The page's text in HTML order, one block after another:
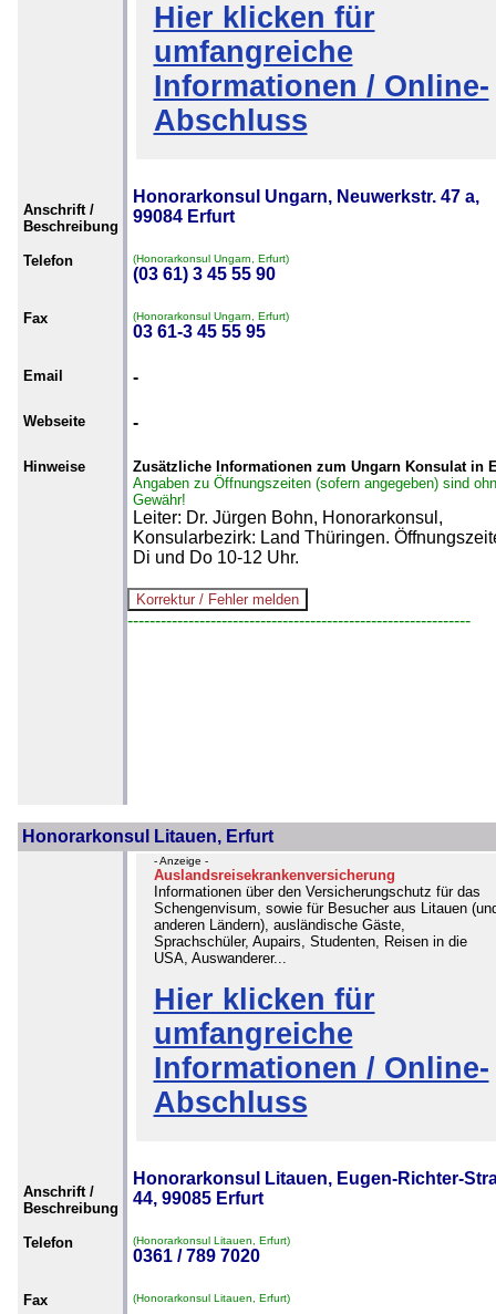
Hier klicken für
umfangreiche
Informationen / Online-
Abschluss
Anschrift /
Beschreibung
Honorarkonsul Ungarn, Neuwerkstr. 47 a,
99084 Erfurt
Telefon (Honorarkonsul Ungarn, Erfurt)
(03 61) 3 45 55 90
Fax (Honorarkonsul Ungarn, Erfurt)
03 61-3 45 55 95
Email -
Webseite -
Hinweise
Zusätzliche Informationen zum Ungarn Konsulat in
Angaben zu Öffnungszeiten (sofern angegeben) sind
Gewähr!
Leiter: Dr. Jürgen Bohn, Honorarkonsul,
Konsularbezirk: Land Thüringen.
Di und Do 10-12 Uhr.
--------------------------------------------------------------
Honorarkonsul Litauen, Erfurt
- Anzeige -
Auslandsreisekrankenversicherung
Informationen über den Versicherungschutz für das
Schengenvisum, sowie für Besucher aus Litauen
anderen Ländern), ausländische Gäste,
Sprachschüler, Aupairs, Studenten, Reisen in die
USA, Auswanderer...
Hier klicken für
umfangreiche
Informationen / Online-
Abschluss
Anschrift /
Beschreibung
Honorarkonsul Litauen, Eugen-Richter-
44, 99085 Erfurt
Telefon (Honorarkonsul Litauen, Erfurt)
0361 / 789 7020
Fax (Honorarkonsul Litauen, Erfurt)